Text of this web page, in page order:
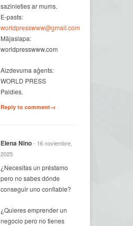
sazinieties ar mums.
E-pasts:
worldpresswww@gmail.com
Mājaslapa:
worldpresswww.com
Aizdevuma aģents:
WORLD PRESS
Paldies.
Reply to comment→
Elena Nino- 16 noviembre,
2025
¿Necesitas un préstamo
pero no sabes dónde
conseguir uno confiable?
¿Quieres emprender un
negocio pero no tienes